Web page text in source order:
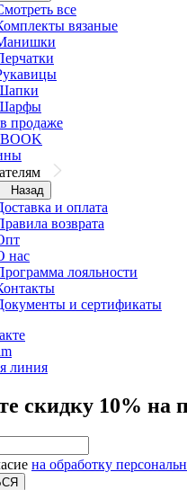
все
вязаные
продаже
Назад
и оплата
возврата
нас
лояльности
и сертификаты
линия
скидку 10% на
на обработку